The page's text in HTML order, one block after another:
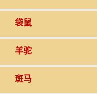
袋鼠
羊驼
斑马